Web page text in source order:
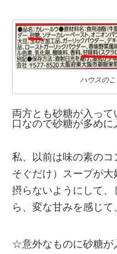
ハウスのこ
両方とも砂糖が入っ
口なので砂糖が多めに
私、以前は味の素の
そぐだけ）スープが
摂らないようにして
ら、変な甘みを感じて
☆意外なものに砂糖